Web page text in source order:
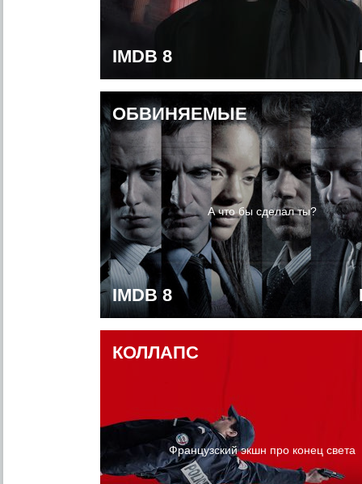
IMDB 8
ОБВИНЯЕМЫЕ
А что бы сделал ты?
IMDB 8
КОЛЛАПС
Французский экшн про конец света